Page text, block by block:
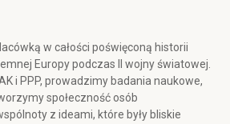
w całości poświęconą historii
Europy podczas II wojny światowej.
i PPP, prowadzimy badania naukowe,
społeczność osób
z ideami, które były bliskie